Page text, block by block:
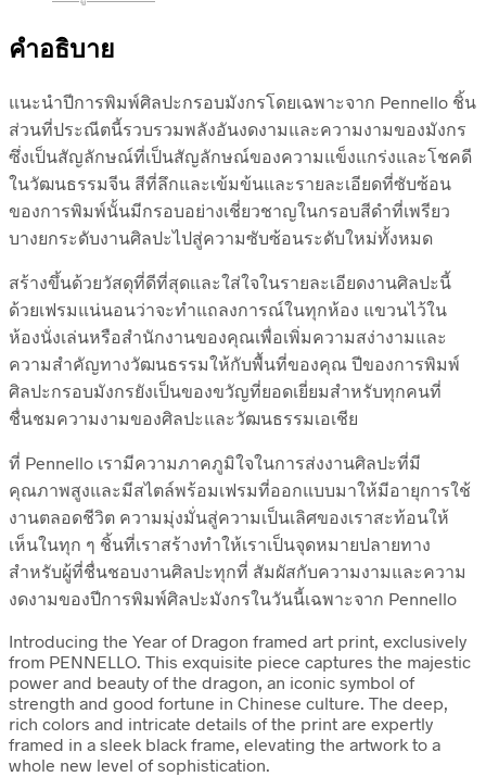
คำอธิบาย
แนะนำปีการพิมพ์ศิลปะกรอบมังกรโดยเฉพาะจาก Pennello ชิ้น
ส่วนที่ประณีตนี้รวบรวมพลังอันงดงามและความงามของมังกร
ซึ่งเป็นสัญลักษณ์ที่เป็นสัญลักษณ์ของความแข็งแกร่งและโชคดี
ในวัฒนธรรมจีน สีที่ลึกและเข้มข้นและรายละเอียดที่ซับซ้อน
ของการพิมพ์นั้นมีกรอบอย่างเชี่ยวชาญในกรอบสีดำที่เพรียว
บางยกระดับงานศิลปะไปสู่ความซับซ้อนระดับใหม่ทั้งหมด
สร้างขึ้นด้วยวัสดุที่ดีที่สุดและใส่ใจในรายละเอียดงานศิลปะนี้
ด้วยเฟรมแน่นอนว่าจะทำแถลงการณ์ในทุกห้อง แขวนไว้ใน
ห้องนั่งเล่นหรือสำนักงานของคุณเพื่อเพิ่มความสง่างามและ
ความสำคัญทางวัฒนธรรมให้กับพื้นที่ของคุณ ปีของการพิมพ์
ศิลปะกรอบมังกรยังเป็นของขวัญที่ยอดเยี่ยมสำหรับทุกคนที่
ชื่นชมความงามของศิลปะและวัฒนธรรมเอเชีย
ที่ Pennello เรามีความภาคภูมิใจในการส่งงานศิลปะที่มี
คุณภาพสูงและมีสไตล์พร้อมเฟรมที่ออกแบบมาให้มีอายุการใช้
งานตลอดชีวิต ความมุ่งมั่นสู่ความเป็นเลิศของเราสะท้อนให้
เห็นในทุก ๆ ชิ้นที่เราสร้างทำให้เราเป็นจุดหมายปลายทาง
สำหรับผู้ที่ชื่นชอบงานศิลปะทุกที่ สัมผัสกับความงามและความ
งดงามของปีการพิมพ์ศิลปะมังกรในวันนี้เฉพาะจาก Pennello
Introducing the Year of Dragon framed art print, exclusively
from PENNELLO. This exquisite piece captures the majestic
power and beauty of the dragon, an iconic symbol of
strength and good fortune in Chinese culture. The deep,
rich colors and intricate details of the print are expertly
framed in a sleek black frame, elevating the artwork to a
whole new level of sophistication.